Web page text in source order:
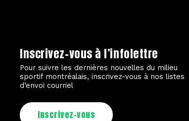
Inscrivez-vous à l’infolettre
Pour suivre les dernières nouvelles du milieu
sportif montréalais, inscrivez-vous à nos listes
d’envoi courriel
Inscrivez-vous